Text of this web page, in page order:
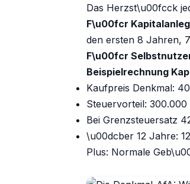
Das Herzst\u00fcck
F\u00fcr
den ersten 8 Jahren,
F\u00fcr
Beispielrechnung
Kaufpreis Denkmal:
Steuervorteil:
Bei Grenzsteuersatz
\u00dcber 12 Jahre:
Plus: Normale